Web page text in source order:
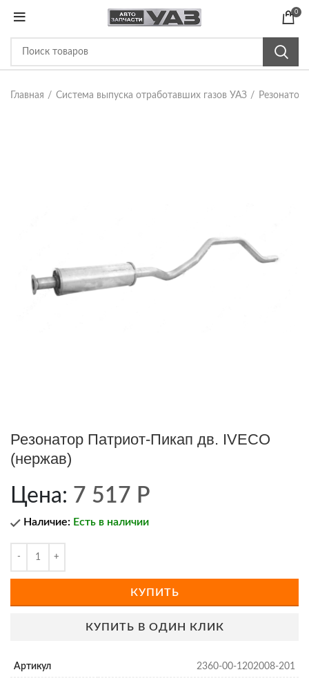
0
Главная Система выпуска отработавших газов УАЗ Резонатор
Резонатор Патриот-Пикап дв. IVECO
(нержав)
Цена: 7 517 Р
Наличие: Есть в наличии
КУПИТЬ
КУПИТЬ В ОДИН КЛИК
Артикул 2360-00-1202008-201